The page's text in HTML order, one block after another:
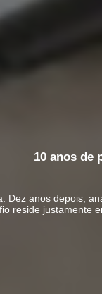
10 anos de
Dez anos depois,
reside justamente